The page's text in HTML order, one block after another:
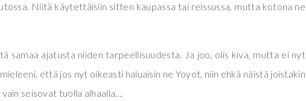
Niitä käytettäisiin sitten kaupassa tai reissussa, mutta kotona ne
samaa ajatusta niiden tarpeellisuudesta. Ja joo, olis kiva, mutta ei nyt
että jos nyt oikeasti haluaisin ne Yoyot, niin ehkä näistä joistakin
seisovat tuolla alhaalla....